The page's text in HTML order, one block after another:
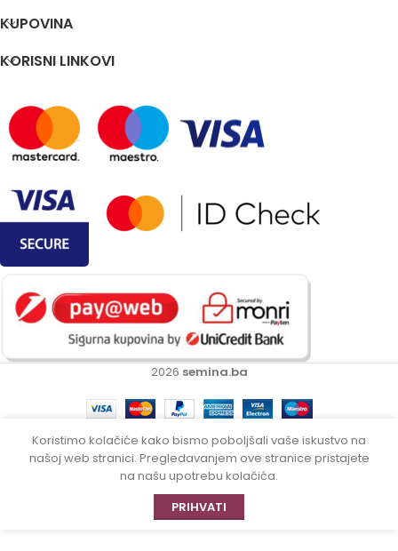
KUPOVINA
KORISNI LINKOVI
2026 semina.ba
Koristimo kolačiće kako bismo poboljšali vaše iskustvo na
našoj web stranici. Pregledavanjem ove stranice pristajete
na našu upotrebu kolačića.
PRIHVATI